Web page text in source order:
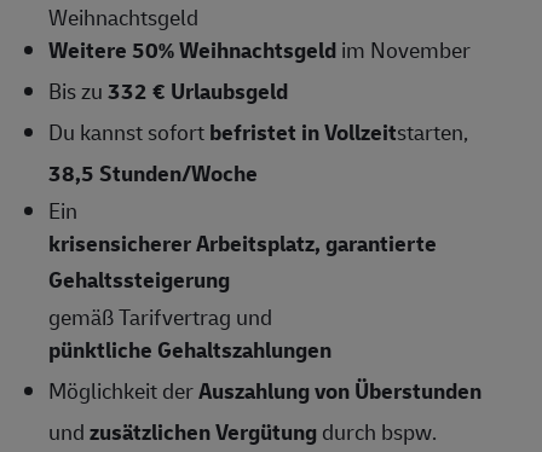
Weihnachtsgeld
Weitere 50% Weihnachtsgeldim November
Bis zu332 € Urlaubsgeld
Du kannst sofortbefristet in Vollzeitstarten,
38,5Stunden/Woche
Ein
krisensicherer Arbeitsplatz, garantierte
Gehaltssteigerung
gemäß Tarifvertrag und
pünktliche Gehaltszahlungen
Möglichkeit derAuszahlung von Überstunden
undzusätzlichen Vergütungdurch bspw.